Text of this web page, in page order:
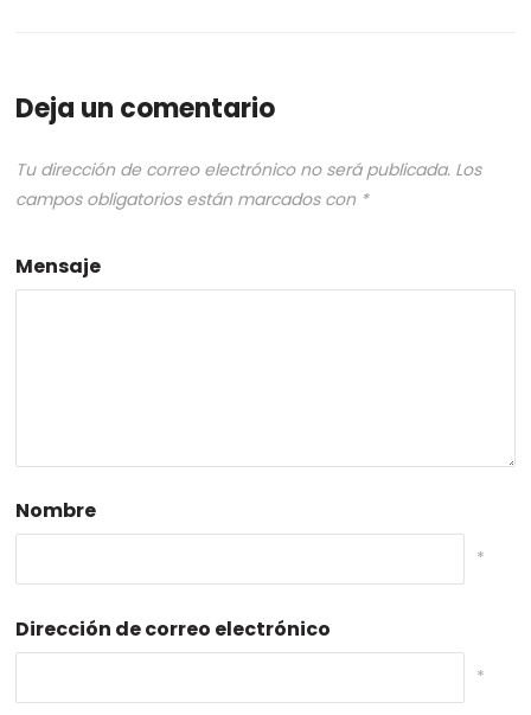
Deja un comentario
Tu dirección de correo electrónico no será publicada. Los
campos obligatorios están marcados con *
Mensaje
Nombre
*
Dirección de correo electrónico
*